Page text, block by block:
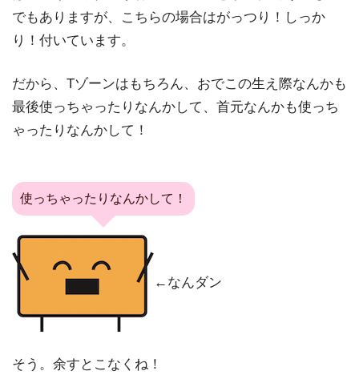
でもありますが、こちらの場合はがっつり！しっか
り！付いています。
だから、Tゾーンはもちろん、おでこの生え際なんかも
最後使っちゃったりなんかして、首元なんかも使っち
ゃったりなんかして！
使っちゃったりなんかして！
←なんダン
そう。余すとこなくね！